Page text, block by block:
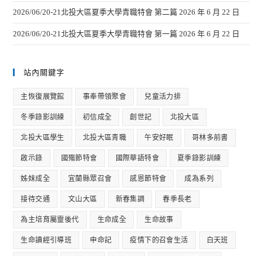
2026/06/20-21北投大區夏季大學青職特會 第二篇 2026 年 6 月 22 日
2026/06/20-21北投大區夏季大學青職特會 第一篇 2026 年 6 月 22 日
站內關鍵字
主恢復展覽館 事奉帶領聚會 兒童活力排
冬季錄影訓練 初信成全 創世記 北投大區
北投大區學生 北投大區青職 午安好眠 哥林多前書
啟示錄 國殤節特會 國際華語特會 夏季錄影訓練
姊妹成全 宜蘭縣眾召會 感恩節特會 成為系列
接待交通 文山大區 新春集調 春季長老
為主培育屬靈後代 生命成全 生命故事
生命讀經引導班 申命記 疫情下的召會生活 白天班